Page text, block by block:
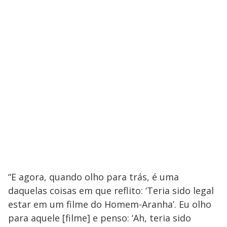
“E agora, quando olho para trás, é uma
daquelas coisas em que reflito: ‘Teria sido legal
estar em um filme do Homem-Aranha’. Eu olho
para aquele [filme] e penso: ‘Ah, teria sido